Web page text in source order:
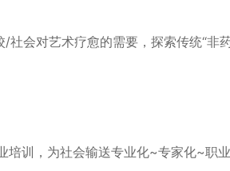
会对艺术疗愈的需要，探索传统“非
训，为社会输送专业化~专家化~职